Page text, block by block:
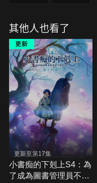
其他人也看了
更新至第17集
小書痴的下剋上S4：為
了成為圖書管理員不擇